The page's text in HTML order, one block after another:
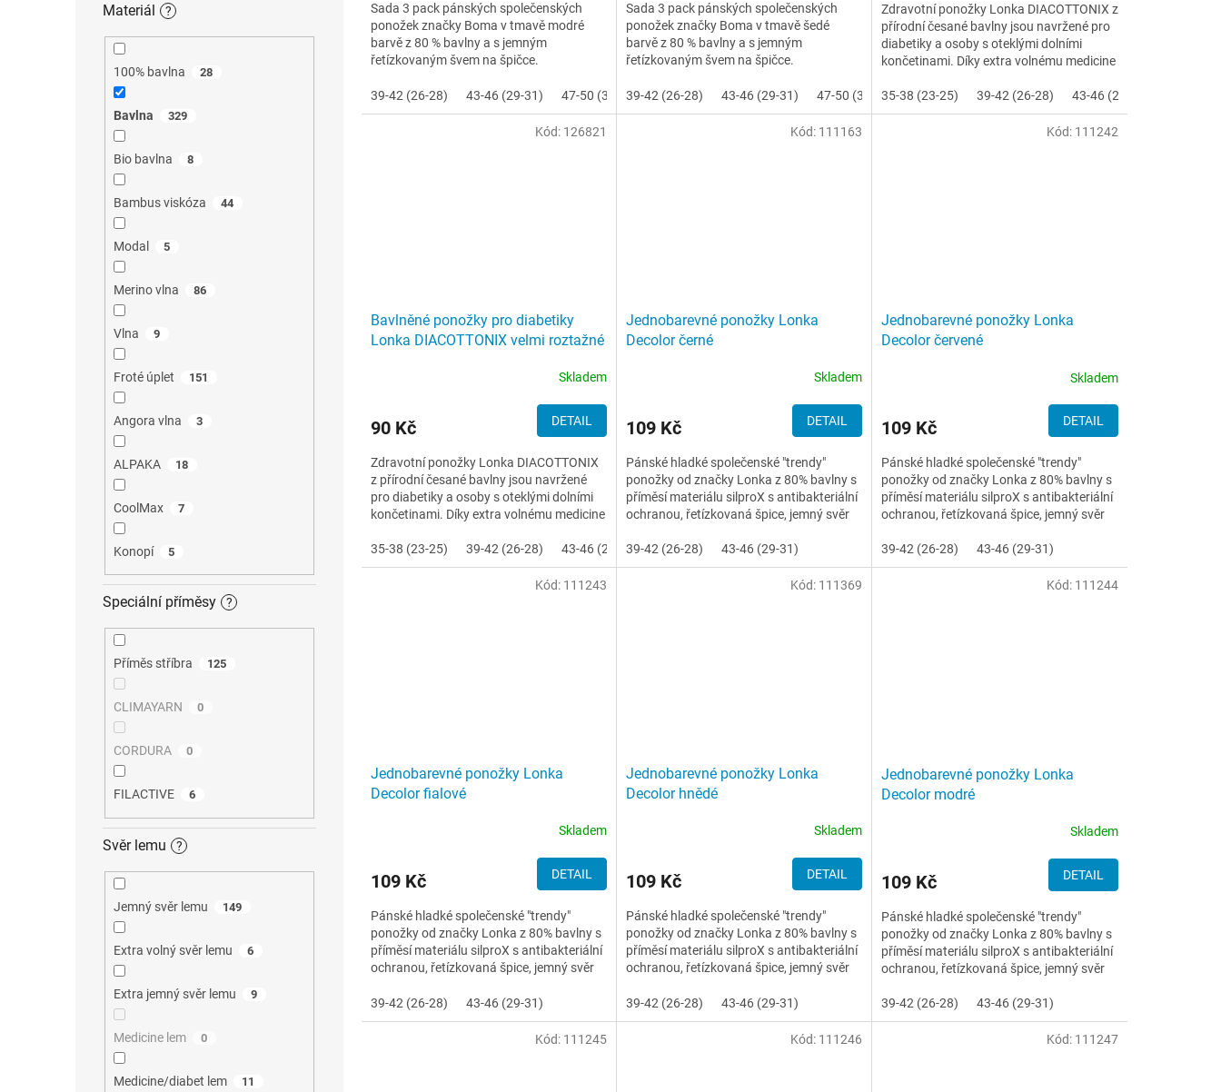
Materiál ?
100% bavlna 28
Bavlna 329
Bio bavlna 8
Bambus viskóza 44
Modal 5
Merino vlna 86
Vlna 9
Froté úplet 151
Angora vlna 3
ALPAKA 18
CoolMax 7
Konopí 5
Speciální příměsy ?
Příměs stříbra 125
CLIMAYARN 0
CORDURA 0
FILACTIVE 6
Svěr lemu ?
Jemný svěr lemu 149
Extra volný svěr lemu 6
Extra jemný svěr lemu 9
Medicine lem 0
Medicine/diabet lem 11
Sada 3 pack pánských společenských
ponožek značky Boma v tmavě modré
barvě z 80 % bavlny a s jemným
řetízkovaným švem na špičce.
39-42 (26-28) 43-46 (29-31) 47-50 (32-34)
Sada 3 pack pánských společenských
ponožek značky Boma v tmavě šedé
barvě z 80 % bavlny a s jemným
řetízkovaným švem na špičce.
39-42 (26-28) 43-46 (29-31) 47-50 (32-34)
Zdravotní ponožky Lonka DIACOTTONIX z
přírodní česané bavlny jsou navržené pro
diabetiky a osoby s oteklými dolními
končetinami. Díky extra volnému medicine
35-38 (23-25)
39-42 (26-28) 43-46 (29-31)
Bavlněné ponožky pro diabetiky
Lonka DIACOTTONIX velmi roztažné
Skladem
90 Kč DETAIL
Zdravotní ponožky Lonka DIACOTTONIX
z přírodní česané bavlny jsou navržené
pro diabetiky a osoby s oteklými dolními
končetinami. Díky extra volnému medicine
35-38 (23-25)
39-42 (26-28) 43-46 (29-31) 47-50 (32-34)
Kód: 126821
Jednobarevné ponožky Lonka
Decolor černé
Skladem
109 Kč DETAIL
Pánské hladké společenské "trendy"
ponožky od značky Lonka z 80% bavlny s
příměsí materiálu silproX s antibakteriální
ochranou, řetízkovaná špice, jemný svěr
39-42 (26-28)
43-46 (29-31)
Kód: 111163
Jednobarevné ponožky Lonka
Decolor červené
Skladem
109 Kč DETAIL
Pánské hladké společenské "trendy"
ponožky od značky Lonka z 80% bavlny s
příměsí materiálu silproX s antibakteriální
ochranou, řetízkovaná špice, jemný svěr
39-42 (26-28)
43-46 (29-31)
Kód: 111242
Jednobarevné ponožky Lonka
Decolor fialové
Skladem
109 Kč DETAIL
Pánské hladké společenské "trendy"
ponožky od značky Lonka z 80% bavlny s
příměsí materiálu silproX s antibakteriální
ochranou, řetízkovaná špice, jemný svěr
39-42 (26-28)
43-46 (29-31)
Kód: 111243
Jednobarevné ponožky Lonka
Decolor hnědé
Skladem
109 Kč DETAIL
Pánské hladké společenské "trendy"
ponožky od značky Lonka z 80% bavlny s
příměsí materiálu silproX s antibakteriální
ochranou, řetízkovaná špice, jemný svěr
39-42 (26-28)
43-46 (29-31)
Kód: 111369
Jednobarevné ponožky Lonka
Decolor modré
Skladem
109 Kč DETAIL
Pánské hladké společenské "trendy"
ponožky od značky Lonka z 80% bavlny s
příměsí materiálu silproX s antibakteriální
ochranou, řetízkovaná špice, jemný svěr
39-42 (26-28)
43-46 (29-31)
Kód: 111244
Kód: 111245 Kód: 111246 Kód: 111247